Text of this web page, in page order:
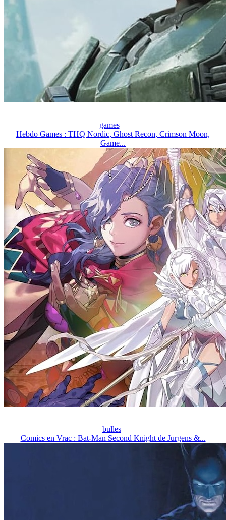
games +
Hebdo Games : THQ Nordic, Ghost Recon, Crimson Moon,
Game...
bulles
Comics en Vrac : Bat-Man Second Knight de Jurgens &...